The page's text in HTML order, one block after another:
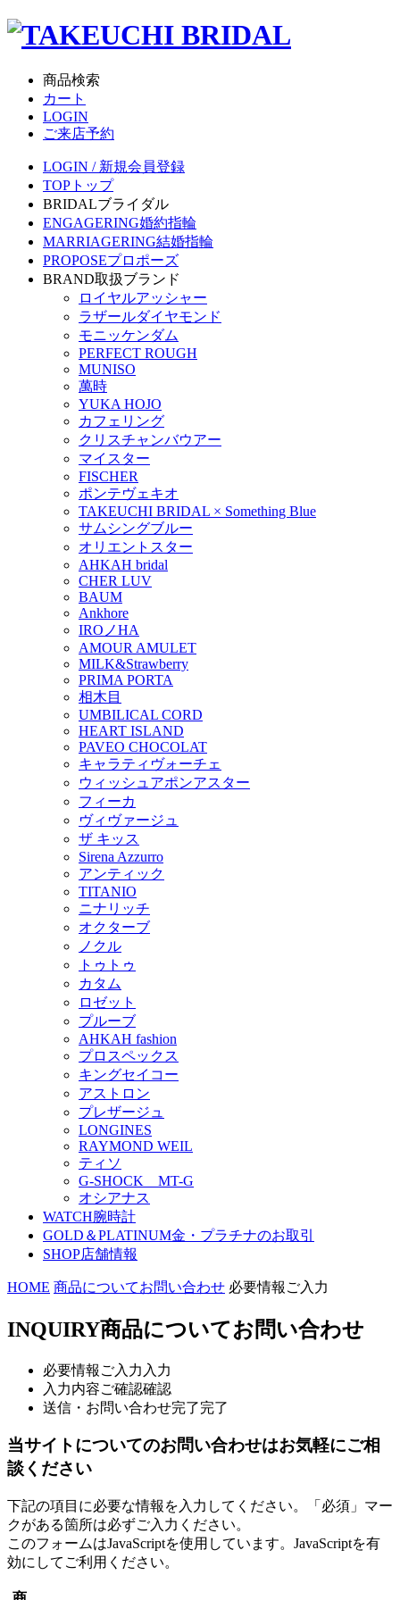
商品検索
カート
LOGIN
ご来店予約
LOGIN / 新規会員登録
TOP トップ
BRIDALブライダル
ENGAGERING婚約指輪
MARRIAGERING結婚指輪
PROPOSEプロポーズ
BRAND取扱ブランド
ロイヤルアッシャー
ラザールダイヤモンド
モニッケンダム
PERFECT ROUGH
MUNISO
萬時
YUKA HOJO
カフェリング
クリスチャンバウアー
マイスター
FISCHER
ポンテヴェキオ
TAKEUCHI BRIDAL × Something Blue
サムシングブルー
オリエントスター
AHKAH bridal
CHER LUV
BAUM
Ankhore
IROノHA
AMOUR AMULET
MILK&Strawberry
PRIMA PORTA
相木目
UMBILICAL CORD
HEART ISLAND
PAVEO CHOCOLAT
キャラティヴォーチェ
ウィッシュアポンアスター
フィーカ
ヴィヴァージュ
ザ キッス
Sirena Azzurro
アンティック
TITANIO
ニナリッチ
オクターブ
ノクル
トゥトゥ
カタム
ロゼット
プルーブ
AHKAH fashion
プロスペックス
キングセイコー
アストロン
プレザージュ
LONGINES
RAYMOND WEIL
ティソ
G-SHOCK MT-G
オシアナス
WATCH腕時計
GOLD＆PLATINUM金・プラチナのお取引
SHOP店舗情報
HOME 商品についてお問い合わせ 必要情報ご入力
INQUIRY商品についてお問い合わせ
必要情報ご入力 入力
入力内容ご確認確認
送信・お問い合わせ完了完了
当サイトについてのお問い合わせはお気軽にご相
談ください
下記の項目に必要な情報を入力してください。「必須」マー
クがある箇所は必ずご入力ください。
このフォームはJavaScriptを使用しています。JavaScriptを有
効にしてご利用ください。